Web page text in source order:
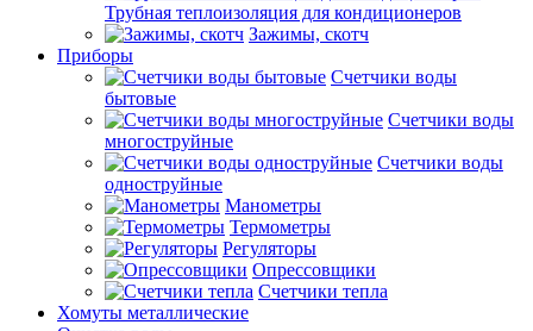
Трубная теплоизоляция для кондиционеров
Зажимы, скотч
Приборы
Счетчики воды
бытовые
Счетчики воды
многоструйные
Счетчики воды
одноструйные
Манометры
Термометры
Регуляторы
Опрессовщики
Счетчики тепла
Хомуты металлические